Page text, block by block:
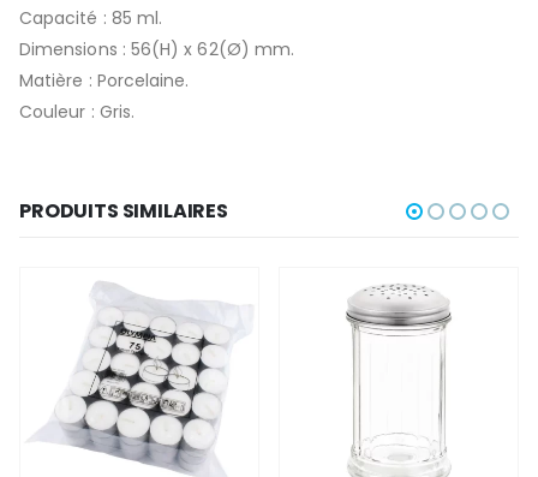
Capacité : 85 ml.
Dimensions : 56(H) x 62(Ø) mm.
Matière : Porcelaine.
Couleur : Gris.
PRODUITS SIMILAIRES